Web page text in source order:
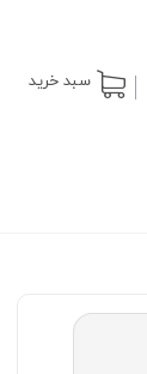
سبد خرید